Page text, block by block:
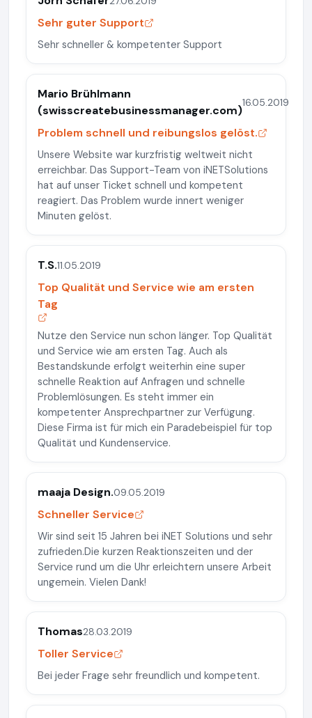
Sehr guter Support
Sehr schneller & kompetenter Support
Mario Brühlmann
(swisscreatebusinessmanager.com)
16.05.2019
Problem schnell und reibungslos gelöst.
Unsere Website war kurzfristig weltweit nicht
erreichbar. Das Support-Team von iNETSolutions
hat auf unser Ticket schnell und kompetent
reagiert. Das Problem wurde innert weniger
Minuten gelöst.
T.S.11.05.2019
Top Qualität und Service wie am ersten
Tag
Nutze den Service nun schon länger. Top Qualität
und Service wie am ersten Tag. Auch als
Bestandskunde erfolgt weiterhin eine super
schnelle Reaktion auf Anfragen und schnelle
Problemlösungen. Es steht immer ein
kompetenter Ansprechpartner zur Verfügung.
Diese Firma ist für mich ein Paradebeispiel für top
Qualität und Kundenservice.
maaja Design.09.05.2019
Schneller Service
Wir sind seit 15 Jahren bei iNET Solutions und sehr
zufrieden.Die kurzen Reaktionszeiten und der
Service rund um die Uhr erleichtern unsere Arbeit
ungemein. Vielen Dank!
Thomas28.03.2019
Toller Service
Bei jeder Frage sehr freundlich und kompetent.